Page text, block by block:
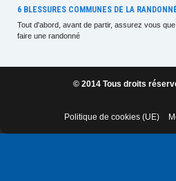
6 BLESSURES COMMUNES DE LA
Tout d'abord, avant de partir, assurez vous
faire une randonné
© 2014 Tous droits
Politique de cookies (UE)